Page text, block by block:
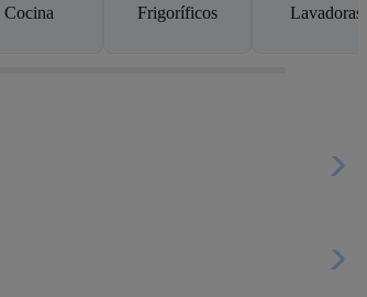
Cocina Frigoríficos Lavadoras